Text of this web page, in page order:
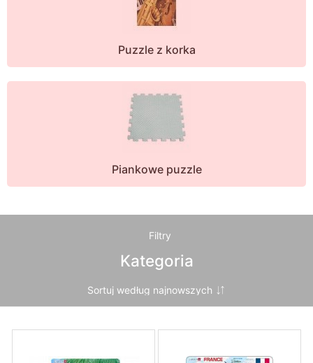
Puzzle z korka
Piankowe puzzle
Filtry
Kategoria